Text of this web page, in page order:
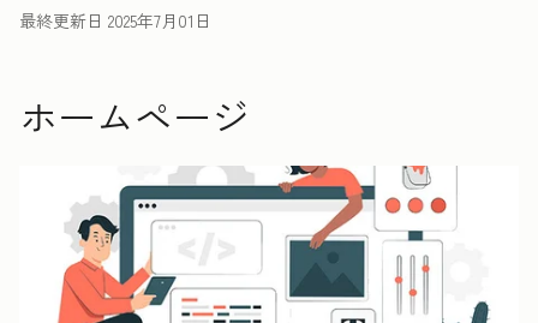
最終更新日 2025年7月01日
ホームページ